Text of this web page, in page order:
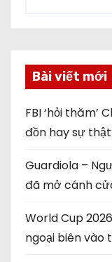
Bài viết mới
FBI ‘hỏi thăm’
đồn hay sự
Guardiola –
đã mở cánh
World Cup
ngoại biên vào